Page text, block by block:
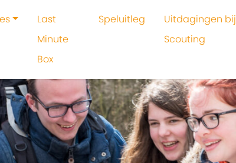
Last
Minute
Box
Speluitleg
Uitdagingen bij
Scouting